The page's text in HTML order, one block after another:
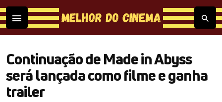
Continuação de Made in Abyss
será lançada como filme e ganha
trailer